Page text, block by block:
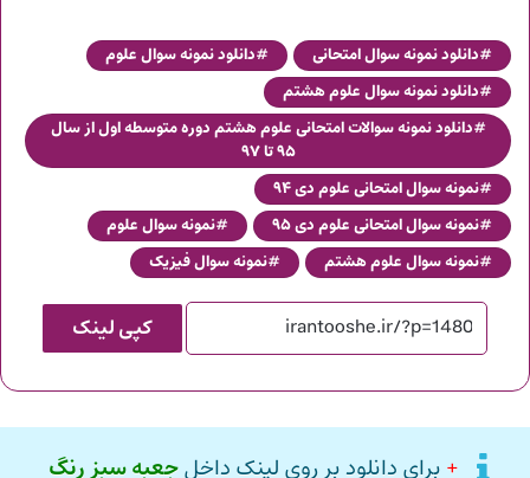
دانلود نمونه سوال امتحانی
دانلود نمونه سوال علوم
دانلود نمونه سوال علوم هشتم
دانلود نمونه سوالات امتحانی علوم هشتم دوره متوسطه اول از سال
۹۵ تا ۹۷
نمونه سوال امتحانی علوم دی ۹۴
نمونه سوال امتحانی علوم دی ۹۵
نمونه سوال علوم
نمونه سوال علوم هشتم
نمونه سوال فیزیک
کپی لینک
+ برای دانلود بر روی لینک داخلجعبه سبز رنگ